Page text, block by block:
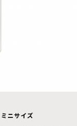
ニサイズ